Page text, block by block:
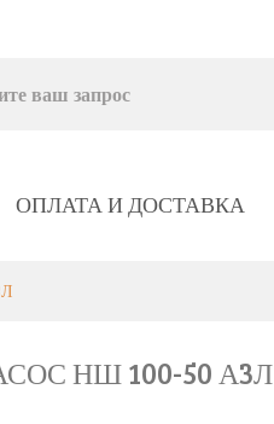
ОПЛАТА И ДОСТАВКА
НШ 100-50 А3Л